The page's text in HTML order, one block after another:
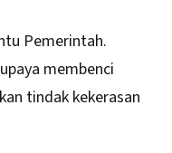
Pemerintah.
membenci
tindak kekerasan